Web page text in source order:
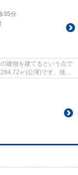
35分
建物を建てるという点で
㎡(公簿)です。接道